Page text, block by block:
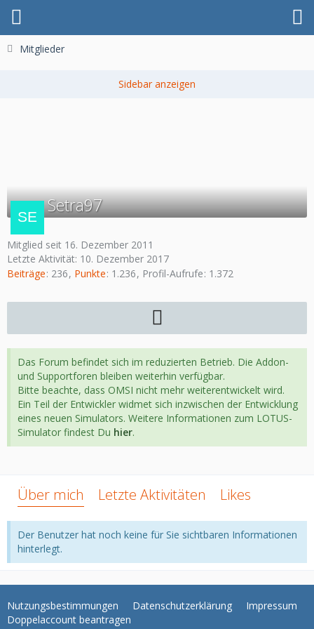
Mitglieder
Setra97
Mitglied seit 16. Dezember 2011
Letzte Aktivität: 10. Dezember 2017
Beiträge 236 Punkte 1.236 Profil-Aufrufe 1.372
Das Forum befindet sich im reduzierten Betrieb. Die Addon-
und Supportforen bleiben weiterhin verfügbar.
Bitte beachte, dass OMSI nicht mehr weiterentwickelt wird.
Ein Teil der Entwickler widmet sich inzwischen der Entwicklung
eines neuen Simulators. Weitere Informationen zum LOTUS-
Simulator findest Du hier.
Über mich Letzte Aktivitäten Likes
Der Benutzer hat noch keine für Sie sichtbaren Informationen
hinterlegt.
Nutzungsbestimmungen Datenschutzerklärung
Impressum
Doppelaccount beantragen